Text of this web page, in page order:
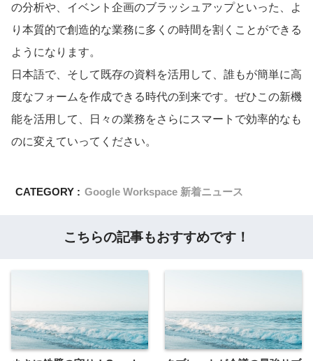
の分析や、イベント企画のブラッシュアップといった、よ
り本質的で創造的な業務に多くの時間を割くことができる
ようになります。
日本語で、そして既存の資料を活用して、誰もが簡単に高
度なフォームを作成できる時代の到来です。ぜひこの新機
能を活用して、日々の業務をさらにスマートで効率的なも
のに変えていってください。
CATEGORY : Google Workspace 新着ニュース
こちらの記事もおすすめです！